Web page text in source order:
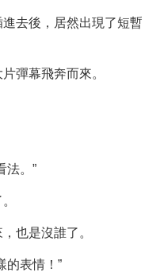
去後，居然出現了短暫
彈幕飛奔而來。
法。”
也是沒誰了。
的表情！”